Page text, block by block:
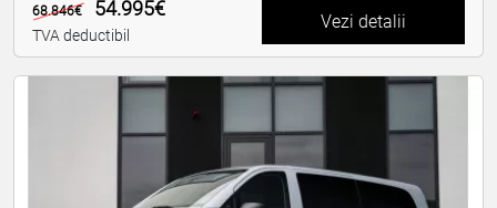
68.846€ 54.995€
TVA deductibil
Vezi detalii